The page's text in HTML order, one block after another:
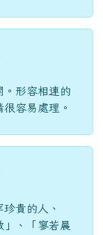
。形容相連的
容易處理。
貴的人、
、「寥若晨